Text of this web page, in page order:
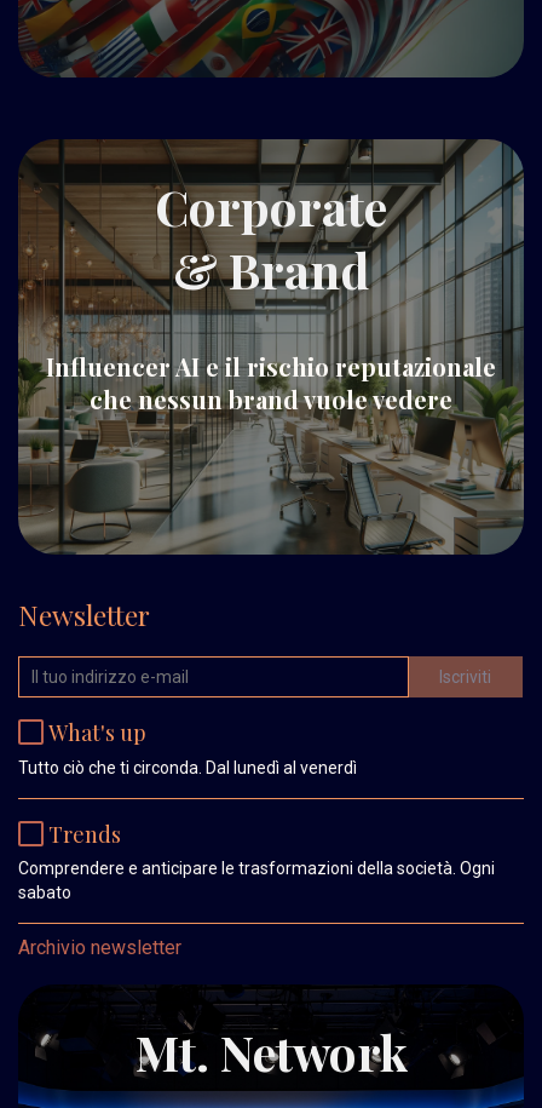
Newsletter
What's up
Tutto ciò che ti circonda. Dal lunedì al venerdì
Trends
Comprendere e anticipare le trasformazioni della società. Ogni
sabato
Archivio newsletter
Mt. Network
Corporate
& Brand
Influencer AI e il rischio reputazionale
che nessun brand vuole vedere